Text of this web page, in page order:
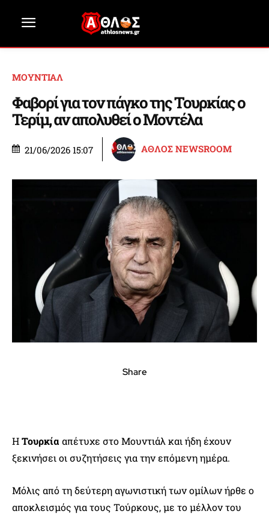
ΜΟΥΝΤΙΑΛ
Φαβορί για τον πάγκο της Τουρκίας ο
Τερίμ, αν απολυθεί ο Μοντέλα
21/06/2026 15:07 ΑΘΛΟΣ NEWSROOM
Share
ΗΤουρκίααπέτυχε στο Μουντιάλ και ήδη έχουν
ξεκινήσει οι συζητήσεις για την επόμενη ημέρα.
Μόλις από τη δεύτερη αγωνιστική των ομίλων ήρθε ο
αποκλεισμός για τους Τούρκους, με το μέλλον του